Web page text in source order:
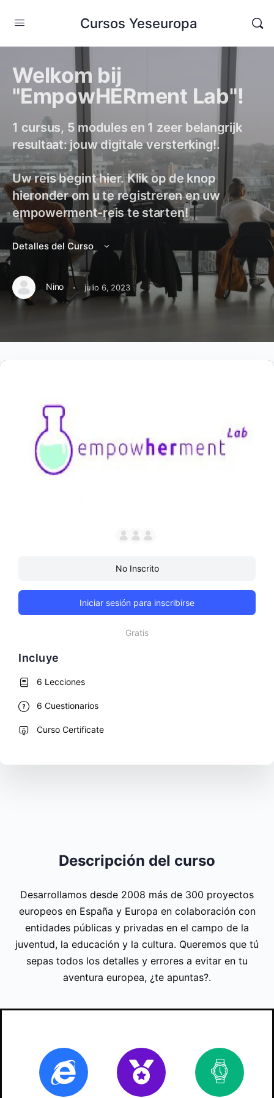
Cursos Yeseuropa
Welkom bij
"EmpowHERment Lab"!
1 cursus, 5 modules en 1 zeer belangrijk
resultaat: jouw digitale versterking!.
Uw reis begint hier. Klik op de knop
hieronder om u te registreren en uw
empowerment-reis te starten!
Detalles del Curso
Nino · julio 6, 2023
Descripción del curso
Desarrollamos desde 2008 más de 300 proyectos
europeos en España y Europa en colaboración con
entidades públicas y privadas en el campo de la
juventud, la educación y la cultura. Queremos que tú
sepas todos los detalles y errores a evitar en tu
aventura europea, ¿te apuntas?.
Online Certificado
No Inscrito
Iniciar sesión para inscribirse
Gratis
Incluye
6 Lecciones
6 Cuestionarios
Curso Certificate